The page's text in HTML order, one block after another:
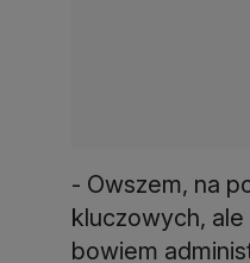
- Owszem, na
kluczowych,
bowiem